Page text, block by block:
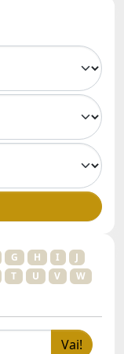
G H I
J
T U V
W